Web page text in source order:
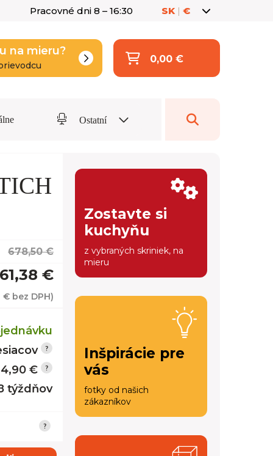
Pracovné dni 8 – 16:30 SK | €
na mieru?
0,00 €
Ostatní
678,50 €
€
€ bez DPH)
€
týždňov
Zostavte si
kuchyňu
z vybraných skriniek, na
mieru
Inšpirácie pre
vás
fotky od našich
zákazníkov